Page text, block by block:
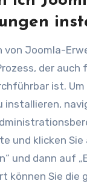
von Joomla-
der auch
ist.
installieren,
und klicken Sie
und dann auf
können Sie die